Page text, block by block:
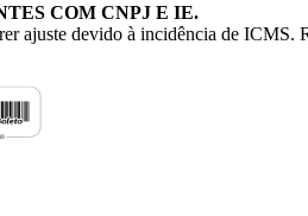
COM CNPJ E IE.
ajuste devido à incidência de ICMS.